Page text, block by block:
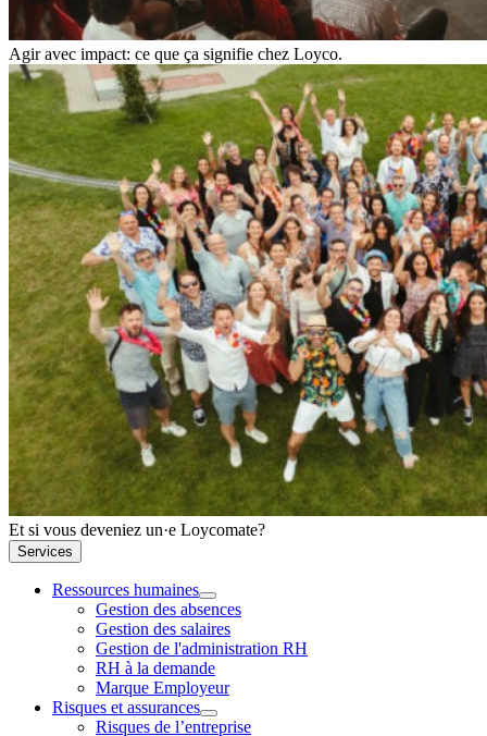
Agir avec impact: ce que ça signifie chez Loyco.
Et si vous deveniez un·e Loycomate?
Services
Ressources humaines
Gestion des absences
Gestion des salaires
Gestion de l'administration RH
RH à la demande
Marque Employeur
Risques et assurances
Risques de l’entreprise